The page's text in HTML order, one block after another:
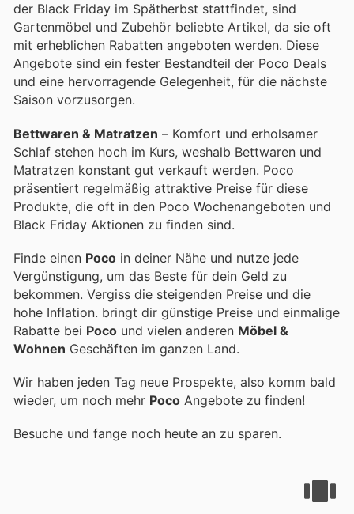
der Black Friday im Spätherbst stattfindet, sind
Gartenmöbel und Zubehör beliebte Artikel, da sie oft
mit erheblichen Rabatten angeboten werden. Diese
Angebote sind ein fester Bestandteil der Poco Deals
und eine hervorragende Gelegenheit, für die nächste
Saison vorzusorgen.
Bettwaren & Matratzen – Komfort und erholsamer
Schlaf stehen hoch im Kurs, weshalb Bettwaren und
Matratzen konstant gut verkauft werden. Poco
präsentiert regelmäßig attraktive Preise für diese
Produkte, die oft in den Poco Wochenangeboten und
Black Friday Aktionen zu finden sind.
Finde einen Poco in deiner Nähe und nutze jede
Vergünstigung, um das Beste für dein Geld zu
bekommen. Vergiss die steigenden Preise und die
hohe Inflation. bringt dir günstige Preise und einmalige
Rabatte bei Poco und vielen anderen Möbel &
Wohnen Geschäften im ganzen Land.
Wir haben jeden Tag neue Prospekte, also komm bald
wieder, um noch mehr Poco Angebote zu finden!
Besuche und fange noch heute an zu sparen.